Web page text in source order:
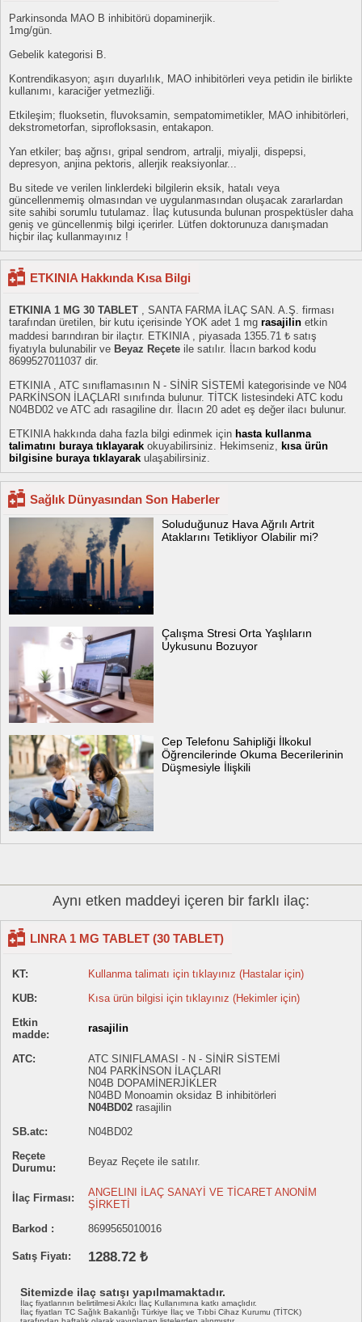
Parkinsonda MAO B inhibitörü dopaminerjik.
1mg/gün.
Gebelik kategorisi B.
Kontrendikasyon; aşırı duyarlılık, MAO inhibitörleri veya petidin ile birlikte
kullanımı, karaciğer yetmezliği.
Etkileşim; fluoksetin, fluvoksamin, sempatomimetikler, MAO inhibitörleri,
dekstrometorfan, siprofloksasin, entakapon.
Yan etkiler; baş ağrısı, gripal sendrom, artralji, miyalji, dispepsi,
depresyon, anjina pektoris, allerjik reaksiyonlar...
Bu sitede ve verilen linklerdeki bilgilerin eksik, hatalı veya
güncellenmemiş olmasından ve uygulanmasından oluşacak zararlardan
site sahibi sorumlu tutulamaz. İlaç kutusunda bulunan prospektüsler daha
geniş ve güncellenmiş bilgi içerirler. Lütfen doktorunuza danışmadan
hiçbir ilaç kullanmayınız !
ETKINIA Hakkında Kısa Bilgi
ETKINIA 1 MG 30 TABLET , SANTA FARMA İLAÇ SAN. A.Ş. firması
tarafından üretilen, bir kutu içerisinde YOK adet 1 mg rasajilin etkin
maddesi barındıran bir ilaçtır. ETKINIA , piyasada 1355.71 ₺ satış
fiyatıyla bulunabilir ve Beyaz Reçete ile satılır. İlacın barkod kodu
8699527011037 dir.
ETKINIA , ATC sınıflamasının N - SİNİR SİSTEMİ kategorisinde ve N04
PARKİNSON İLAÇLARI sınıfında bulunur. TİTCK listesindeki ATC kodu
N04BD02 ve ATC adı rasagiline dır. İlacın 20 adet eş değer ilacı bulunur.
ETKINIA hakkında daha fazla bilgi edinmek için hasta kullanma
talimatını buraya tıklayarak okuyabilirsiniz. Hekimseniz, kısa ürün
bilgisine buraya tıklayarak ulaşabilirsiniz.
Sağlık Dünyasından Son Haberler
Soluduğunuz Hava Ağrılı Artrit
Ataklarını Tetikliyor Olabilir mi?
Çalışma Stresi Orta Yaşlıların
Uykusunu Bozuyor
Cep Telefonu Sahipliği İlkokul
Öğrencilerinde Okuma Becerilerinin
Düşmesiyle İlişkili
Aynı etken maddeyi içeren bir farklı ilaç:
LINRA 1 MG TABLET (30 TABLET)
KT:
Kullanma talimatı için tıklayınız (Hastalar için)
KUB:
Kısa ürün bilgisi için tıklayınız (Hekimler için)
Etkin
madde:
rasajilin
ATC:
ATC SINIFLAMASI - N - SİNİR SİSTEMİ
N04 PARKİNSON İLAÇLARI
N04B DOPAMİNERJİKLER
N04BD Monoamin oksidaz B inhibitörleri
N04BD02 rasajilin
SB.atc:
N04BD02
Reçete
Durumu:
Beyaz Reçete ile satılır.
İlaç Firması:
ANGELINI İLAÇ SANAYİ VE TİCARET ANONİM
ŞİRKETİ
Barkod :
8699565010016
Satış Fiyatı: 1288.72 ₺
Sitemizde ilaç satışı yapılmamaktadır.
İlaç fiyatlarının belirtilmesi Akılcı İlaç Kullanımına katkı amaçlıdır.
İlaç fiyatları TC Sağlık Bakanlığı Türkiye İlaç ve Tıbbi Cihaz Kurumu (TİTCK)